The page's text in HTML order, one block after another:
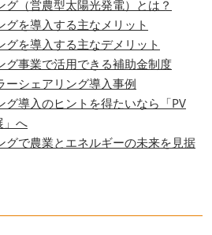
グ（営農型太陽光発電）とは？
グを導入する主なメリット
グを導入する主なデメリット
グ事業で活用できる補助金制度
ーシェアリング導入事例
グ導入のヒントを得たいなら「PV
」へ
グで農業とエネルギーの未来を見据